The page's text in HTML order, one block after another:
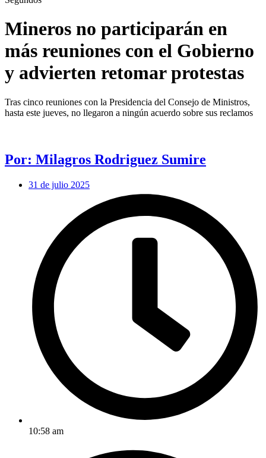
Mineros no participarán en
más reuniones con el Gobierno
y advierten retomar protestas
Tras cinco reuniones con la Presidencia del Consejo de Ministros,
hasta este jueves, no llegaron a ningún acuerdo sobre sus reclamos
Por: Milagros Rodriguez Sumire
31 de julio 2025
10:58 am